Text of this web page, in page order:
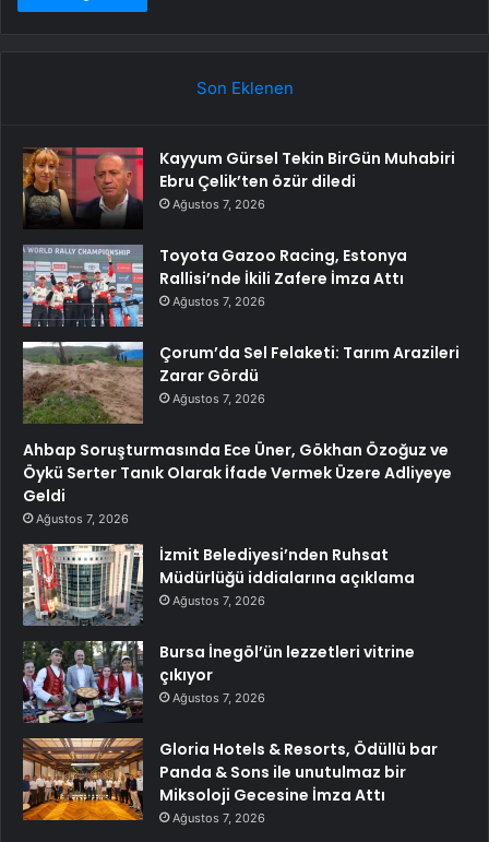
Son Eklenen
Kayyum Gürsel Tekin BirGün Muhabiri
Ebru Çelik’ten özür diledi
Ağustos 7, 2026
Toyota Gazoo Racing, Estonya
Rallisi’nde İkili Zafere İmza Attı
Ağustos 7, 2026
Çorum’da Sel Felaketi: Tarım Arazileri
Zarar Gördü
Ağustos 7, 2026
Ahbap Soruşturmasında Ece Üner, Gökhan Özoğuz ve
Öykü Serter Tanık Olarak İfade Vermek Üzere Adliyeye
Geldi
Ağustos 7, 2026
İzmit Belediyesi’nden Ruhsat
Müdürlüğü iddialarına açıklama
Ağustos 7, 2026
Bursa İnegöl’ün lezzetleri vitrine
çıkıyor
Ağustos 7, 2026
Gloria Hotels & Resorts, Ödüllü bar
Panda & Sons ile unutulmaz bir
Miksoloji Gecesine İmza Attı
Ağustos 7, 2026